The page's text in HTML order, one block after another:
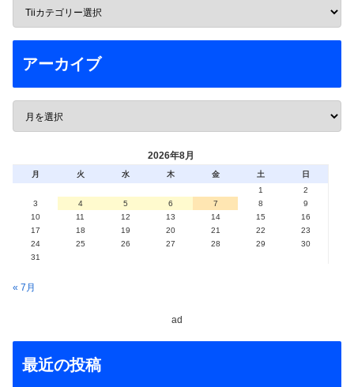
アーカイブ
2026年8月
月 火 水 木 金 土
日
1
2
3
4 5 6 7 8
9
10
11 12 13 14 15
16
17
18 19 20 21 22
23
24
25 26 27 28 29
30
31
« 7月
ad
最近の投稿